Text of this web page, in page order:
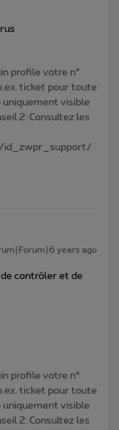
profile votre n°
ticket pour toute
visible
2: Consultez les
id_zwpr_support/
years ago
contrôler et de
profile votre n°
ticket pour toute
visible
2: Consultez les